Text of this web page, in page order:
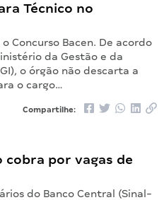
Técnico no
Concurso Bacen. De acordo
da Gestão e da
o órgão não descarta a
o cargo…
Compartilhe:
cobra por vagas de
do Banco Central (Sinal-